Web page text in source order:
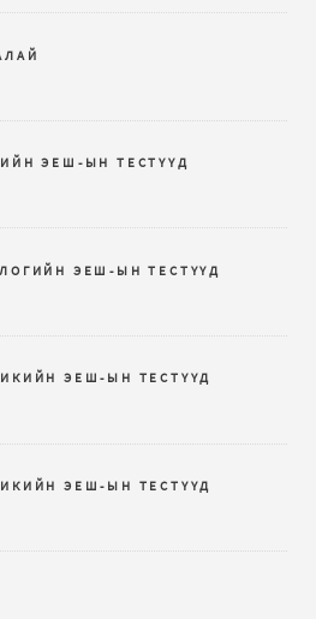
ЭЕШ-ЫН ТЕСТҮҮД
ЭЕШ-ЫН ТЕСТҮҮД
ЭЕШ-ЫН ТЕСТҮҮД
ЭЕШ-ЫН ТЕСТҮҮД